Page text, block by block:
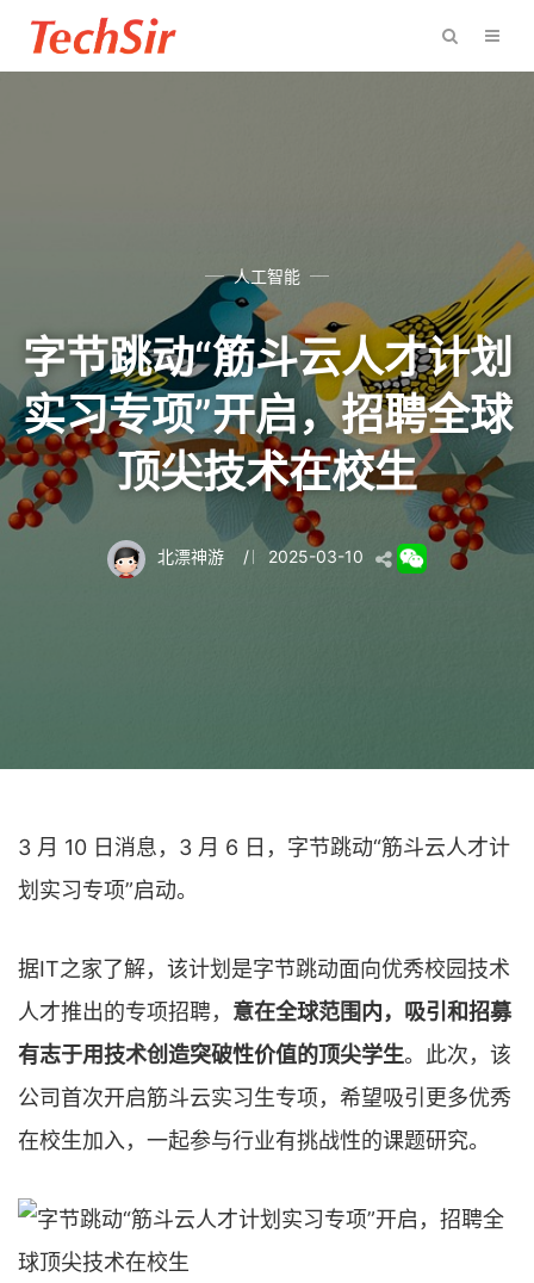
人工智能
字节跳动“筋斗云人才计划
实习专项”开启，招聘全球
顶尖技术在校生
北漂神游 / 2025-03-10
3 月 10 日消息，3 月 6 日，字节跳动“筋斗云人才计
划实习专项”启动。
据IT之家了解，该计划是字节跳动面向优秀校园技术
人才推出的专项招聘， 意在全球范围内，吸引和招募
有志于用技术创造突破性价值的顶尖学生。此次，该
公司首次开启筋斗云实习生专项，希望吸引更多优秀
在校生加入，一起参与行业有挑战性的课题研究。